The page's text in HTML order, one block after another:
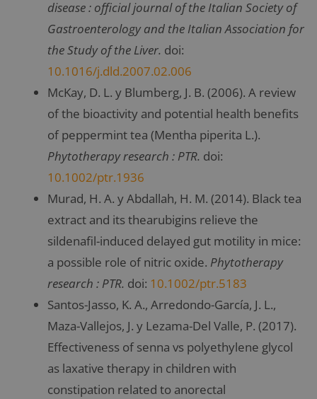
disease : official journal of the Italian Society of
Gastroenterology and the Italian Association for
the Study of the Liver. doi:
10.1016/j.dld.2007.02.006
McKay, D. L. y Blumberg, J. B. (2006). A review
of the bioactivity and potential health benefits
of peppermint tea (Mentha piperita L.).
Phytotherapy research : PTR. doi:
10.1002/ptr.1936
Murad, H. A. y Abdallah, H. M. (2014). Black tea
extract and its thearubigins relieve the
sildenafil-induced delayed gut motility in mice:
a possible role of nitric oxide. Phytotherapy
research : PTR. doi: 10.1002/ptr.5183
Santos-Jasso, K. A., Arredondo-García, J. L.,
Maza-Vallejos, J. y Lezama-Del Valle, P. (2017).
Effectiveness of senna vs polyethylene glycol
as laxative therapy in children with
constipation related to anorectal